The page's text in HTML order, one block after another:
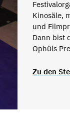
Kinosäle,
und
Dann bist
Ophüls